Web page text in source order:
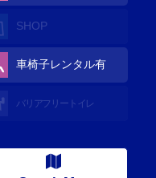
SHOP
車椅子レンタル有
バリアフリートイレ